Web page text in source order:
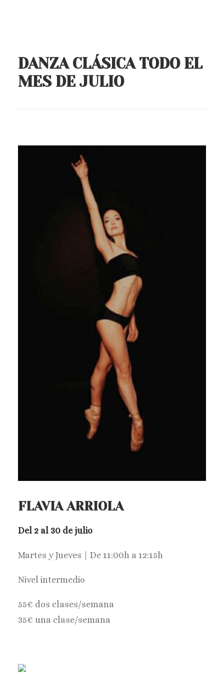
DANZA CLÁSICA TODO EL
MES DE JULIO
FLAVIA ARRIOLA
Del 2 al 30 de julio
Martes y Jueves | De 11:00h a 12:15h
Nivel intermedio
55€ dos clases/semana
35€ una clase/semana